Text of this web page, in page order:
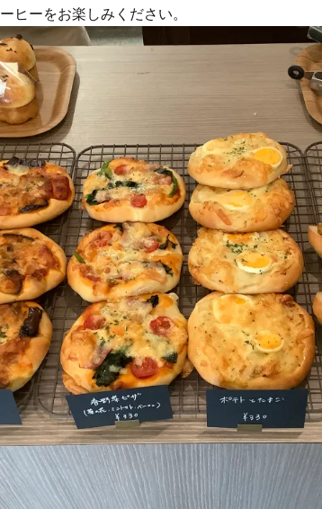
ヒーをお楽しみください。